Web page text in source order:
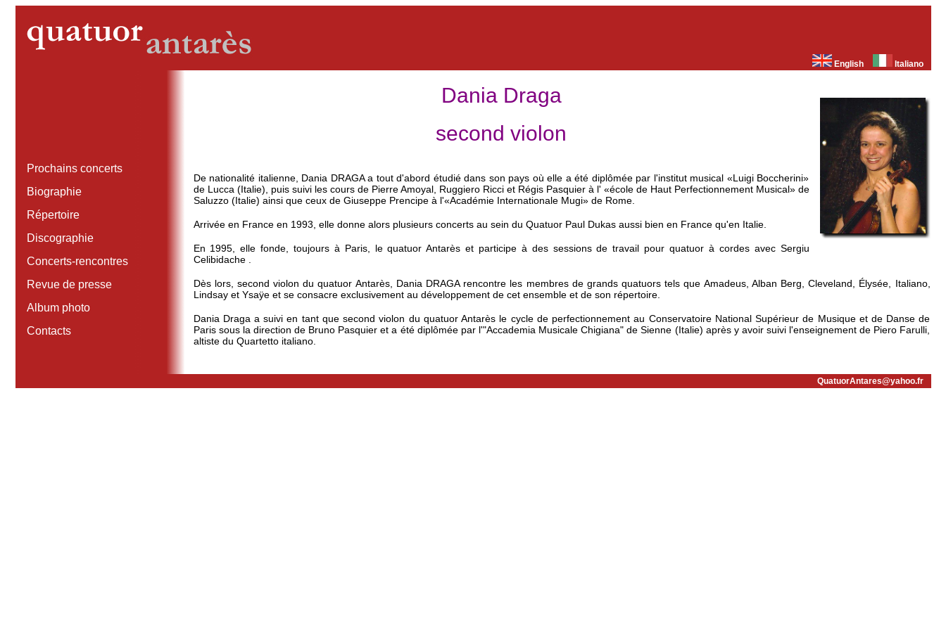
English Italiano
Prochains concerts
Biographie
Répertoire
Discographie
Concerts-rencontres
Revue de presse
Album photo
Contacts
Dania Draga
second violon
De nationalité italienne, Dania DRAGA a tout d'abord étudié dans son pays où elle a été diplômée par l'institut musical «Luigi Boccherini»
de Lucca (Italie), puis suivi les cours de Pierre Amoyal, Ruggiero Ricci et Régis Pasquier à l' «école de Haut Perfectionnement Musical» de
Saluzzo (Italie) ainsi que ceux de Giuseppe Prencipe à l'«Académie Internationale Mugi» de Rome.
Arrivée en France en 1993, elle donne alors plusieurs concerts au sein du Quatuor Paul Dukas aussi bien en France qu'en Italie.
En 1995, elle fonde, toujours à Paris, le quatuor Antarès et participe à des sessions de travail pour quatuor à cordes avec Sergiu
Celibidache .
Dès lors, second violon du quatuor Antarès, Dania DRAGA rencontre les membres de grands quatuors tels que Amadeus, Alban Berg, Cleveland, Élysée, Italiano,
Lindsay et Ysaÿe et se consacre exclusivement au développement de cet ensemble et de son répertoire.
Dania Draga a suivi en tant que second violon du quatuor Antarès le cycle de perfectionnement au Conservatoire National Supérieur de Musique et de Danse de
Paris sous la direction de Bruno Pasquier et a été diplômée par l'"Accademia Musicale Chigiana" de Sienne (Italie) après y avoir suivi l'enseignement de Piero Farulli,
altiste du Quartetto italiano.
QuatuorAntares@yahoo.fr